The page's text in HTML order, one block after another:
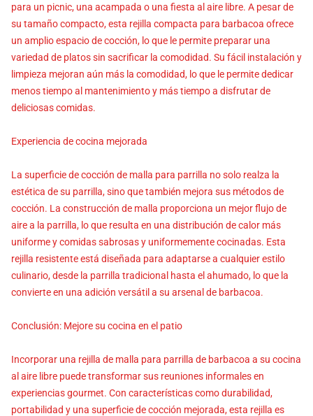
para un picnic, una acampada o una fiesta al aire libre. A pesar de
su tamaño compacto, esta rejilla compacta para barbacoa ofrece
un amplio espacio de cocción, lo que le permite preparar una
variedad de platos sin sacrificar la comodidad. Su fácil instalación y
limpieza mejoran aún más la comodidad, lo que le permite dedicar
menos tiempo al mantenimiento y más tiempo a disfrutar de
deliciosas comidas.
Experiencia de cocina mejorada
La superficie de cocción de malla para parrilla no solo realza la
estética de su parrilla, sino que también mejora sus métodos de
cocción. La construcción de malla proporciona un mejor flujo de
aire a la parrilla, lo que resulta en una distribución de calor más
uniforme y comidas sabrosas y uniformemente cocinadas. Esta
rejilla resistente está diseñada para adaptarse a cualquier estilo
culinario, desde la parrilla tradicional hasta el ahumado, lo que la
convierte en una adición versátil a su arsenal de barbacoa.
Conclusión: Mejore su cocina en el patio
Incorporar una rejilla de malla para parrilla de barbacoa a su cocina
al aire libre puede transformar sus reuniones informales en
experiencias gourmet. Con características como durabilidad,
portabilidad y una superficie de cocción mejorada, esta rejilla es